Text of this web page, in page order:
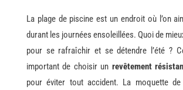
La plage de piscine est un endroit où l’on
durant les journées ensoleillées. Quoi de
pour se rafraîchir et se détendre l’été ?
important de choisir un revêtement
pour éviter tout accident. La moquette